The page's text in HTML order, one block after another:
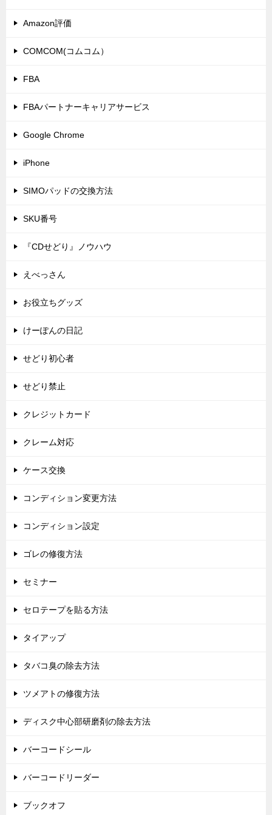
Amazon評価
COMCOM(コムコム）
FBA
FBAパートナーキャリアサービス
Google Chrome
iPhone
SIMOパッドの交換方法
SKU番号
『CDせどり』ノウハウ
えべっさん
お役立ちグッズ
けーぽんの日記
せどり初心者
せどり禁止
クレジットカード
クレーム対応
ケース交換
コンディション変更方法
コンディション設定
ゴレの修復方法
セミナー
セロテープを貼る方法
タイアップ
タバコ臭の除去方法
ツメアトの修復方法
ディスク中心部研磨剤の除去方法
バーコードシール
バーコードリーダー
ブックオフ